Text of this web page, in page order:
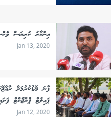
އިންކާރު ކުރިޔަސް
Jan 13, 2020
ފާނަ ބޮޑުކުރުމަށް
ޕައިލެޓް ޕްރޮޖެކްޓް
Jan 12, 2020